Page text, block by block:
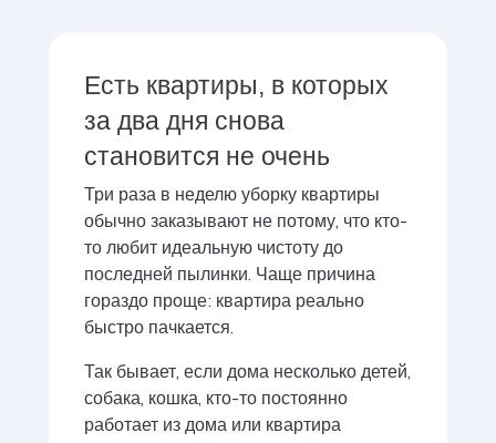
Есть квартиры, в которых
за два дня снова
становится не очень
Три раза в неделю уборку квартиры
обычно заказывают не потому, что кто-
то любит идеальную чистоту до
последней пылинки. Чаще причина
гораздо проще: квартира реально
быстро пачкается.
Так бывает, если дома несколько детей,
собака, кошка, кто-то постоянно
работает из дома или квартира